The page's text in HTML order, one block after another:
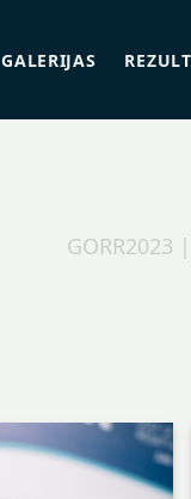
GALERIJAS
GORR2023